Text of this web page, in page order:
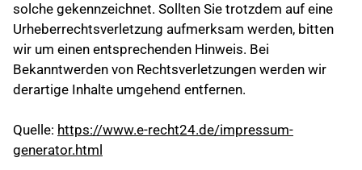
solche gekennzeichnet. Sollten Sie trotzdem auf eine
Urheberrechtsverletzung aufmerksam werden, bitten
wir um einen entsprechenden Hinweis. Bei
Bekanntwerden von Rechtsverletzungen werden wir
derartige Inhalte umgehend entfernen.
Quelle: https://www.e-recht24.de/impressum-
generator.html